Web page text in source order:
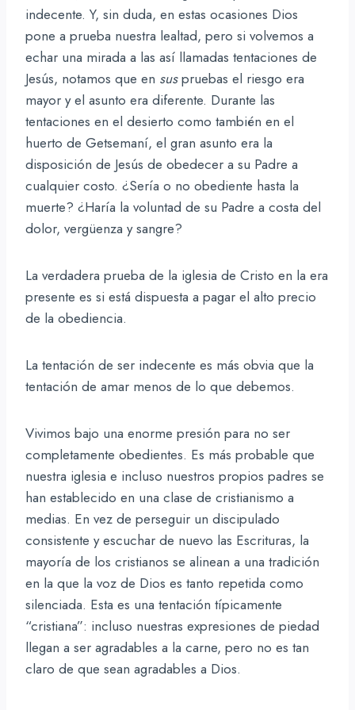
indecente. Y, sin duda, en estas ocasiones Dios
pone a prueba nuestra lealtad, pero si volvemos a
echar una mirada a las así llamadas tentaciones de
Jesús, notamos que en suspruebas el riesgo era
mayor y el asunto era diferente. Durante las
tentaciones en el desierto como también en el
huerto de Getsemaní, el gran asunto era la
disposición de Jesús de obedecer a su Padre a
cualquier costo. ¿Sería o no obediente hasta la
muerte? ¿Haría la voluntad de su Padre a costa del
dolor, vergüenza y sangre?
La verdadera prueba de la iglesia de Cristo en la era
presente es si está dispuesta a pagar el alto precio
de la obediencia.
La tentación de ser indecente es más obvia que la
tentación de amar menos de lo que debemos.
Vivimos bajo una enorme presión para no ser
completamente obedientes. Es más probable que
nuestra iglesia e incluso nuestros propios padres se
han establecido en una clase de cristianismo a
medias. En vez de perseguir un discipulado
consistente y escuchar de nuevo las Escrituras, la
mayoría de los cristianos se alinean a una tradición
en la que la voz de Dios es tanto repetida como
silenciada. Esta es una tentación típicamente
“cristiana”: incluso nuestras expresiones de piedad
llegan a ser agradables a la carne, pero no es tan
claro de que sean agradables a Dios.